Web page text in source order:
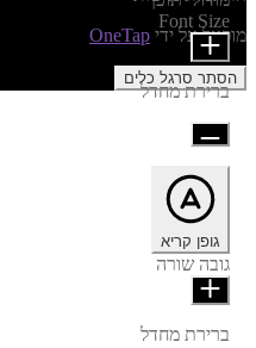
מופעל על ידי OneTap
הסתר סרגל כלים
Font Size
ברירת מחדל
גופן קריא
גובה שורה
ברירת מחדל